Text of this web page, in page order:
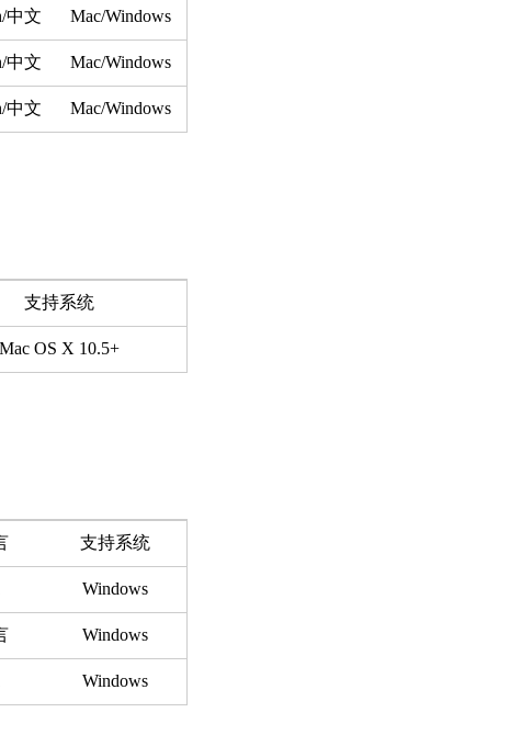
中文 Mac/Windows
中文 Mac/Windows
中文 Mac/Windows
支持系统
Mac OS X 10.5+
支持系统
Windows
Windows
Windows